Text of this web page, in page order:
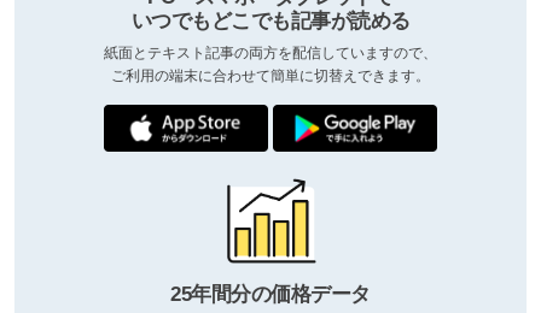
いつでもどこでも記事が読める
紙面とテキスト記事の両方を配信していますので、
ご利用の端末に合わせて簡単に切替えできます。
25年間分の価格データ